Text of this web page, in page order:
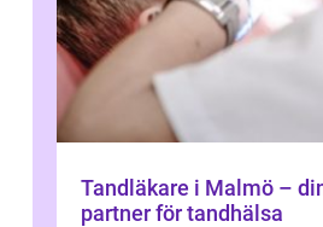
Tandläkare i Malmö –
partner för tandhälsa